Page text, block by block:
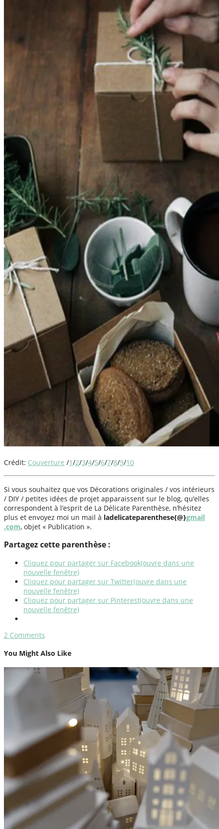
Crédit: Couverture /1/2/3/4/5/6/7/8/9/10
Si vous souhaitez que vos Décorations originales / vos intérieurs
/ DIY / petites idées de projet apparaissent sur le blog, qu’elles
correspondent à l’esprit de La Délicate Parenthèse, n’hésitez
plus et envoyez moi un mail à ladelicateparenthese{@}gmail
.com, objet « Publication ».
Partagez cette parenthèse :
Cliquez pour partager sur Facebook(ouvre dans une
nouvelle fenêtre)
Cliquez pour partager sur Twitter(ouvre dans une
nouvelle fenêtre)
Cliquez pour partager sur Pinterest(ouvre dans une
nouvelle fenêtre)
2 Comments
You Might Also Like